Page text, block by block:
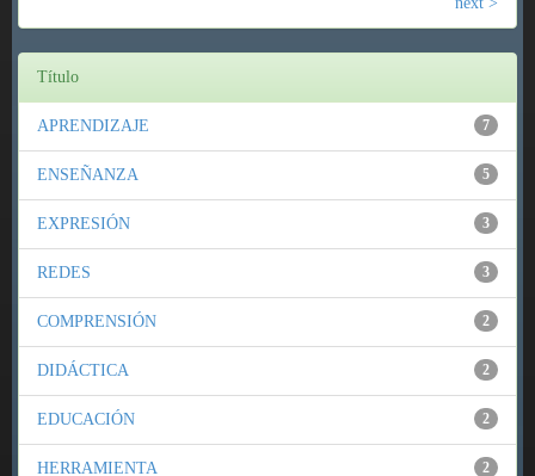
Título
7
APRENDIZAJE
5
ENSEÑANZA
3
EXPRESIÓN
3
REDES
2
COMPRENSIÓN
2
DIDÁCTICA
2
EDUCACIÓN
2
HERRAMIENTA